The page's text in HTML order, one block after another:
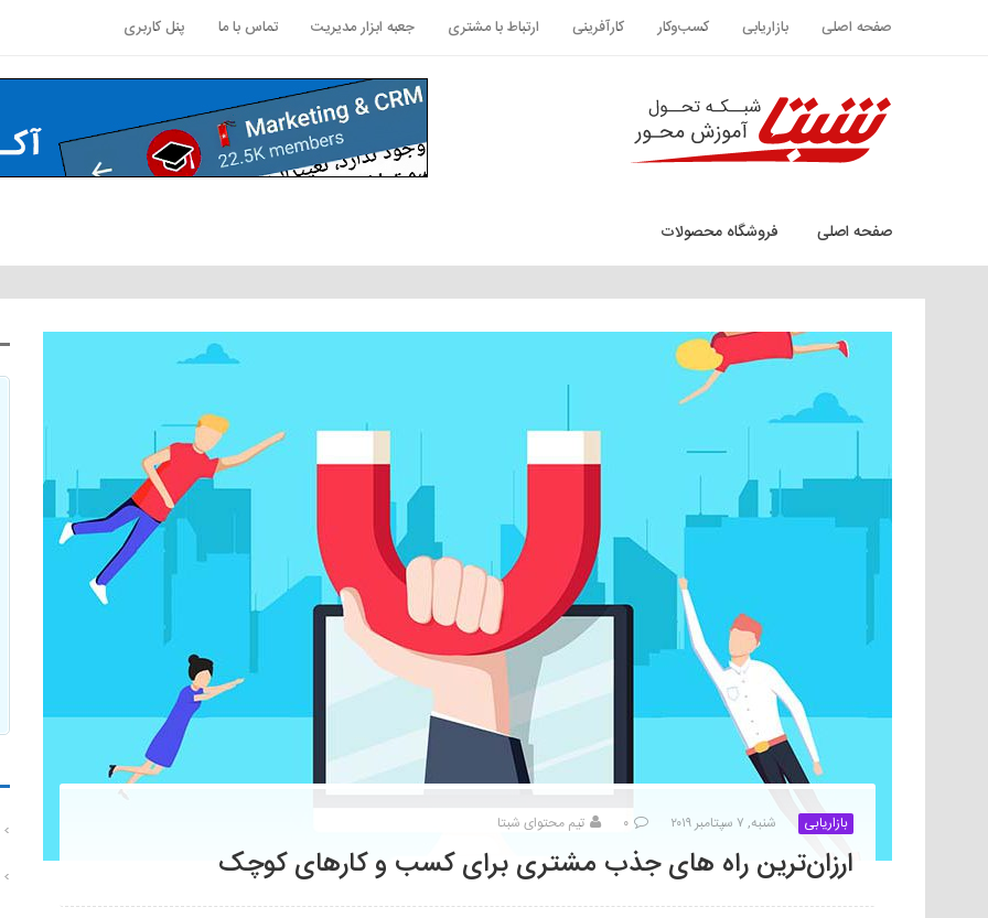
صفحه اصلی بازاریابی کسب‌وکار کارآفرینی ارتباط با مشتری جعبه ابزار مدیریت تماس با ما پنل کاربری
صفحه اصلی فروشگاه محصولات
بازاریابی شنبه, ۷ سپتامبر ۲۰۱۹ ۰ تیم محتوای شبتا
ارزان‌ترین راه های جذب مشتری برای کسب و کارهای کوچک